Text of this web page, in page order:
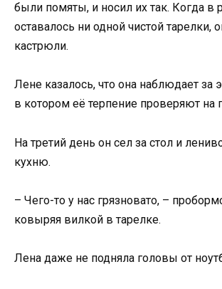
были помяты, и носил их так. Когда в
оставалось ни одной чистой тарелки,
кастрюли.
Лене казалось, что она наблюдает за
в котором её терпение проверяют на
На третий день он сел за стол и
кухню.
– Чего-то у нас грязновато, –
ковыряя вилкой в тарелке.
Лена даже не подняла головы от